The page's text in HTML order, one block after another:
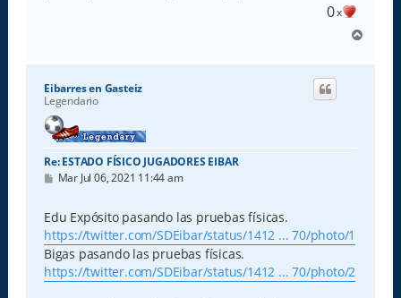
0x
r
Eibarres en Gasteiz
Legendario
Re: ESTADO FÍSICO JUGADORES EIBAR
M
s
a
j
e
Mar Jul 06, 2021 11:44 am
Edu Expósito pasando las pruebas físicas.
https://twitter.com/SDEibar/status/1412 ... 70/photo/1
Bigas pasando las pruebas físicas.
https://twitter.com/SDEibar/status/1412 ... 70/photo/2